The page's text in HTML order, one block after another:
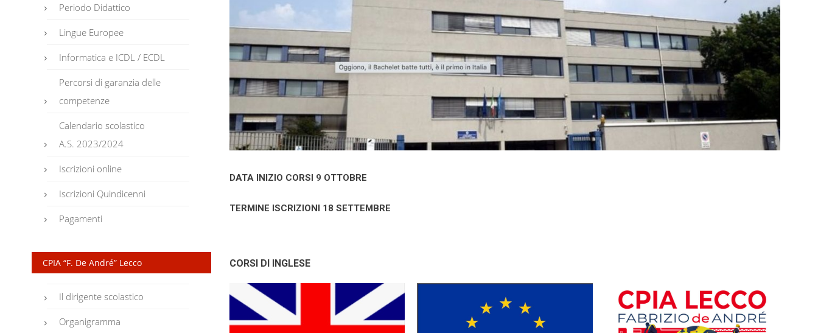
Periodo Didattico
Lingue Europee
Informatica e ICDL / ECDL
Percorsi di garanzia delle
competenze
Calendario scolastico
A.S. 2023/2024
Iscrizioni online
Iscrizioni Quindicenni
Pagamenti
CPIA “F. De André” Lecco
Il dirigente scolastico
Organigramma
DATA INIZIO CORSI 9 OTTOBRE
TERMINE ISCRIZIONI 18 SETTEMBRE
CORSI DI INGLESE